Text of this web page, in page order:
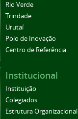
Rio Verde
Trindade
Urutaí
Polo de Inovação
Centro de Referência
Institucional
Instituição
Colegiados
Estrutura Organizacional